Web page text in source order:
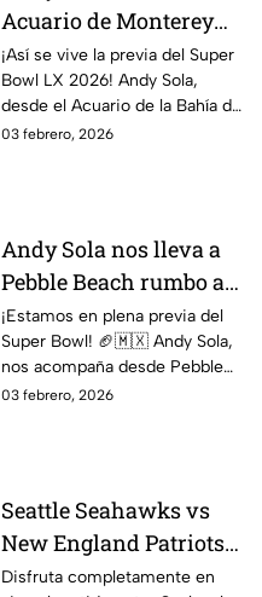
Acuario de Monterey
rumbo al Super Bowl |
Sola al Super Bowl
¡Así se vive la previa del Super
Bowl LX 2026! Andy Sola,
desde el Acuario de la Bahía de
Monterey, compartiendo sus
England Patriots.
03 febrero, 2026
Andy Sola nos lleva a
Pebble Beach rumbo al
Super Bow | Sola al
Super Bowl
¡Estamos en plena previa del
Super Bowl! 🏈🇲🇽 Andy Sola,
nos acompaña desde Pebble
Beach, compartiendo cómo se
03 febrero, 2026
Seattle Seahawks vs
New England Patriots
ver EN VIVO y GRATIS
Disfruta completamente en